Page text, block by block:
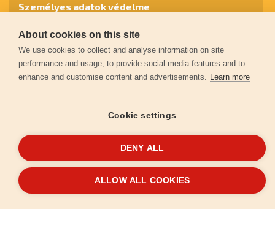
Személyes adatok védelme
Kapcsolat
Garancia regisztráció
About cookies on this site
We use cookies to collect and analyse information on site
performance and usage, to provide social media features and to
enhance and customise content and advertisements. Learn more
Cookie settings
DENY ALL
ALLOW ALL COOKIES